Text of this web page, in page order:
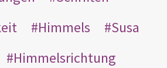
Himmels
Susa
Himmelsrichtung